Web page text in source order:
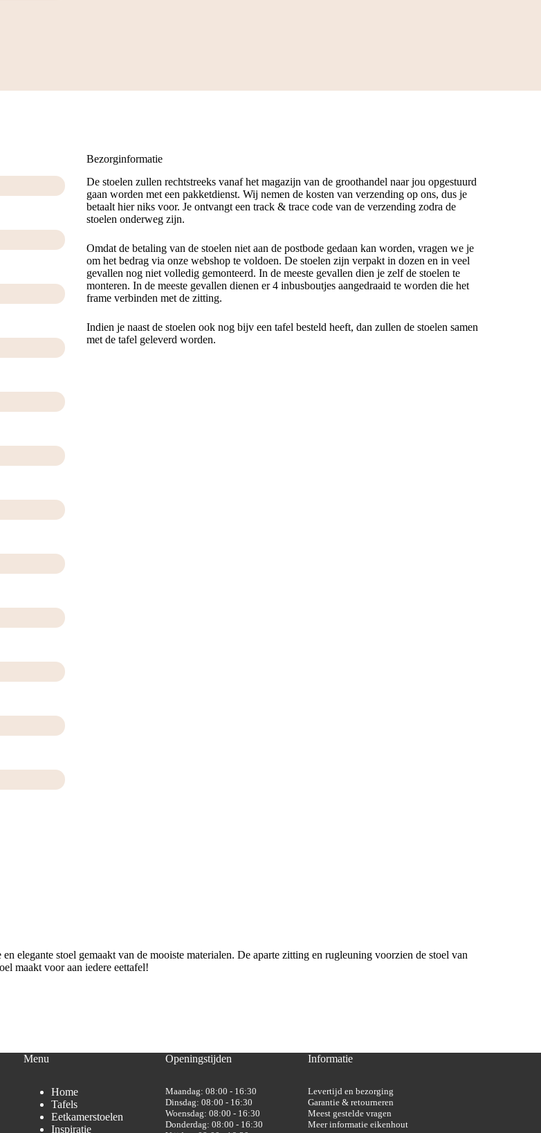
Bezorginformatie
De stoelen zullen rechtstreeks vanaf het magazijn van de groothandel naar jou opgestuurd
gaan worden met een pakketdienst. Wij nemen de kosten van verzending op ons, dus je
betaalt hier niks voor. Je ontvangt een track & trace code van de verzending zodra de
stoelen onderweg zijn.
Omdat de betaling van de stoelen niet aan de postbode gedaan kan worden, vragen we je
om het bedrag via onze webshop te voldoen. De stoelen zijn verpakt in dozen en in veel
gevallen nog niet volledig gemonteerd. In de meeste gevallen dien je zelf de stoelen te
monteren. In de meeste gevallen dienen er 4 inbusboutjes aangedraaid te worden die het
frame verbinden met de zitting.
Indien je naast de stoelen ook nog bijv een tafel besteld heeft, dan zullen de stoelen samen
met de tafel geleverd worden.
elegante stoel gemaakt van de mooiste materialen. De aparte zitting en rugleuning voorzien de stoel van
maakt voor aan iedere eettafel!
Menu
Home
Tafels
Eetkamerstoelen
Inspiratie
Openingstijden
Maandag: 08:00 - 16:30
Dinsdag: 08:00 - 16:30
Woensdag: 08:00 - 16:30
Donderdag: 08:00 - 16:30
Informatie
Levertijd en bezorging
Garantie & retourneren
Meest gestelde vragen
Meer informatie eikenhout